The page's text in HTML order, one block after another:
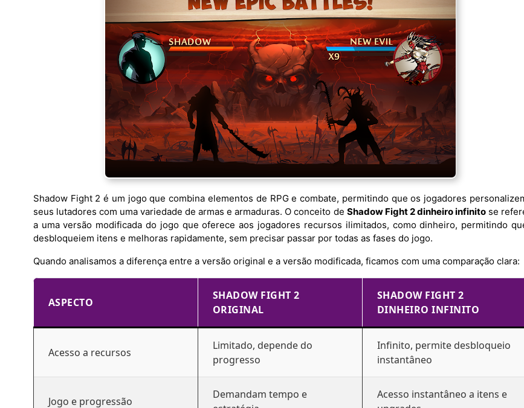
Shadow Fight 2 é um jogo que combina elementos de RPG e combate, permitindo que os jogadores
seus lutadores com uma variedade de armas e armaduras. O conceito de Shadow Fight 2 dinheiro infinitose
a uma versão modificada do jogo que oferece aos jogadores recursos ilimitados, como dinheiro, permitindo
desbloqueiem itens e melhoras rapidamente, sem precisar passar por todas as fases do jogo.
Quando analisamos a diferença entre a versão original e a versão modificada, ficamos com uma comparação clara:
ASPECTO
SHADOW FIGHT 2
ORIGINAL
SHADOW FIGHT 2
DINHEIRO INFINITO
Acesso a recursos
Limitado, depende do
progresso
Infinito, permite desbloqueio
instantâneo
Jogo e progressão
Demandam tempo e
Acesso instantâneo a itens e